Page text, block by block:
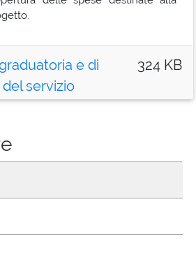
e di
servizio
324 KB